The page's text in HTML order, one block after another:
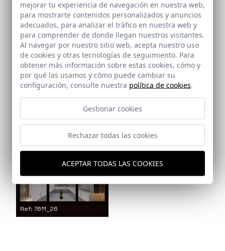
Ref: 7611_22
Ref: 7611_23
Ref: 7611_24
Ref: 7611_26
mejorar tu experiencia de navegación en nuestra web,
para mostrarte contenidos personalizados y anuncios
adecuados, para analizar el tráfico en nuestra web y
para comprender de donde llegan nuestros visitantes.
Al navegar por nuestro sitio web, acepta nuestro uso
de cookies y otras tecnologías de seguimiento. Para
obtener más información sobre estas cookies, cómo y
por qué las usamos y cómo puede cambiar su
configuración, consulte nuestra política de cookies.
Gestionar cookies
Rechazar todas las cookies
ACEPTAR TODAS LAS COOKIES